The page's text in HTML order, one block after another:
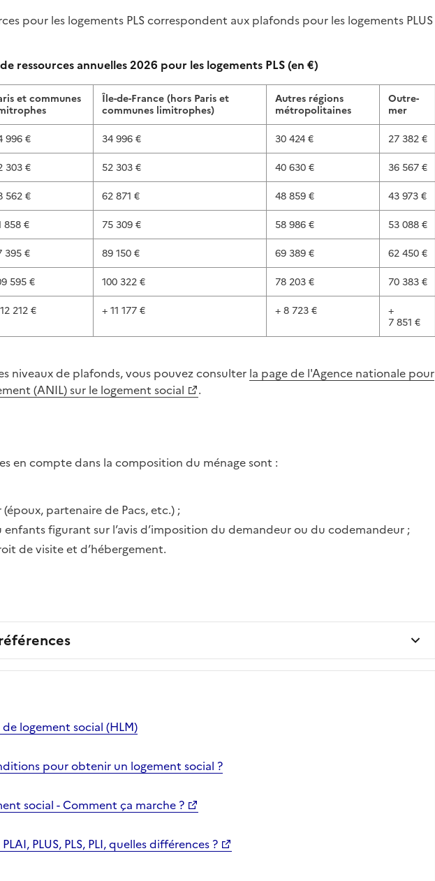
pour les logements PLS correspondent aux plafonds pour les logements PLUS
ressources annuelles 2026 pour les logements PLS (en €)
et communes
Île-de-France (hors Paris et
communes limitrophes)
Autres régions
métropolitaines
Outre-
mer
996 € 34 996 € 30 424 €
27 382 €
303 € 52 303 € 40 630 €
36 567 €
562 € 62 871 € 48 859 €
43 973 €
858 € 75 309 € 58 986 €
53 088 €
395 € 89 150 € 69 389 €
62 450 €
595 € 100 322 € 78 203 €
70 383 €
212 € + 11 177 € + 8 723 €
+
7 851 €
niveaux de plafonds, vous pouvez consulter la page de l'Agence nationale pour
(ANIL) sur le logement social
.
en compte dans la composition du ménage sont :
partenaire de Pacs, etc.) ;
enfants figurant sur l’avis d’imposition du demandeur ou du codemandeur ;
de visite et d’hébergement.
logement social (HLM)
pour obtenir un logement social ?
social - Comment ça marche ?
PLUS, PLS, PLI, quelles différences ?